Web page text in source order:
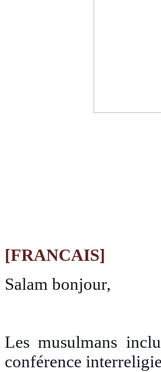
[FRANCAIS]
Salam bonjour,
Les musulmans
conférence